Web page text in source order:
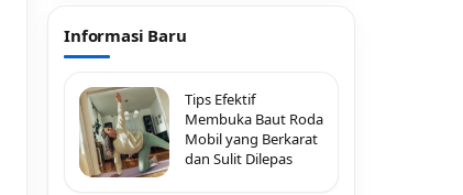
Informasi Baru
Tips Efektif
Membuka Baut Roda
Mobil yang Berkarat
dan Sulit Dilepas